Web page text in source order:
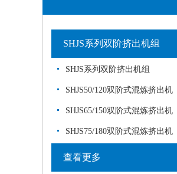
SHJS系列双阶挤出机组
SHJS系列双阶挤出机组
SHJS50/120双阶式混炼挤出机
SHJS65/150双阶式混炼挤出机
SHJS75/180双阶式混炼挤出机
查看更多